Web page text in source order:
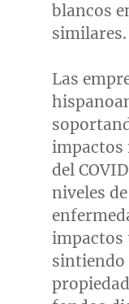
blancos
similares.
Las
impactos
del
niveles
impactos
sintiendo